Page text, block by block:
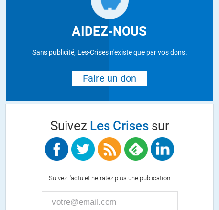
AIDEZ-NOUS
Sans publicité, Les-Crises n'existe que par vos dons.
Faire un don
Suivez Les Crisessur
Suivez l'actu et ne ratez plus une publication